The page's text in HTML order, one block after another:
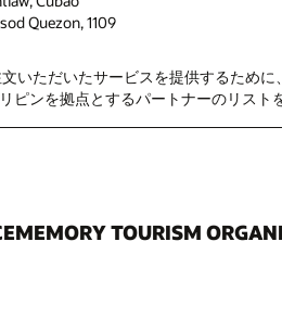
Quezon, 1109
いただいたサービスを提供するため
ピンを拠点とするパートナーのリスト
TOURISM